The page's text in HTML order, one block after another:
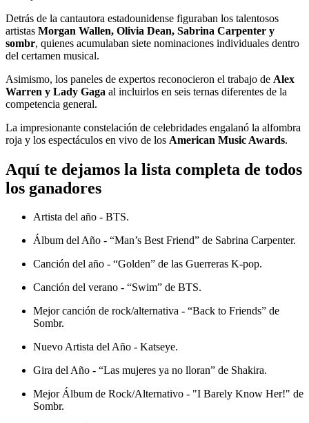
Detrás de la cantautora estadounidense figuraban los talentosos
artistas Morgan Wallen, Olivia Dean, Sabrina Carpenter y
sombr, quienes acumulaban siete nominaciones individuales dentro
del certamen musical.
Asimismo, los paneles de expertos reconocieron el trabajo de Alex
Warren y Lady Gaga al incluirlos en seis ternas diferentes de la
competencia general.
La impresionante constelación de celebridades engalanó la alfombra
roja y los espectáculos en vivo de los American Music Awards.
Aquí te dejamos la lista completa de todos
los ganadores
Artista del año - BTS.
Álbum del Año - “Man’s Best Friend” de Sabrina Carpenter.
Canción del año - “Golden” de las Guerreras K-pop.
Canción del verano - “Swim” de BTS.
Mejor canción de rock/alternativa - “Back to Friends” de
Sombr.
Nuevo Artista del Año - Katseye.
Gira del Año - “Las mujeres ya no lloran” de Shakira.
Mejor Álbum de Rock/Alternativo - "I Barely Know Her!" de
Sombr.